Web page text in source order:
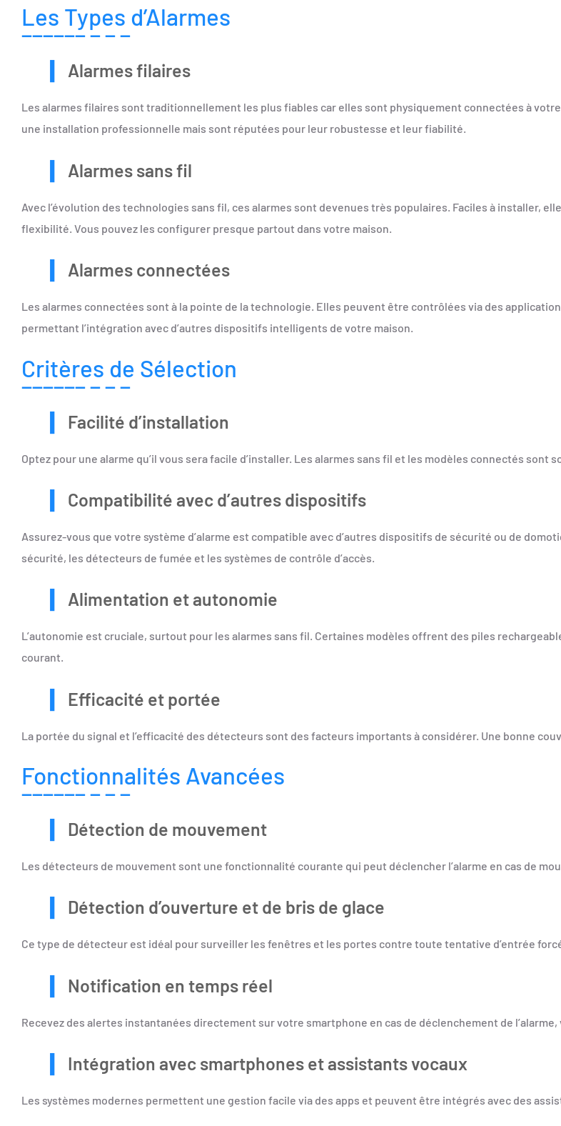
Les Types d’Alarmes
Alarmes filaires
Les alarmes filaires sont traditionnellement les plus fiables car elles sont physiquement connectées à
une installation professionnelle mais sont réputées pour leur robustesse et leur fiabilité.
Alarmes sans fil
Avec l’évolution des technologies sans fil, ces alarmes sont devenues très populaires. Faciles à installer,
flexibilité. Vous pouvez les configurer presque partout dans votre maison.
Alarmes connectées
Les alarmes connectées sont à la pointe de la technologie. Elles peuvent être contrôlées via des
permettant l’intégration avec d’autres dispositifs intelligents de votre maison.
Critères de Sélection
Facilité d’installation
Optez pour une alarme qu’il vous sera facile d’installer. Les alarmes sans fil et les modèles connectés sont
Compatibilité avec d’autres dispositifs
Assurez-vous que votre système d’alarme est compatible avec d’autres dispositifs de sécurité ou de
sécurité, les détecteurs de fumée et les systèmes de contrôle d’accès.
Alimentation et autonomie
L’autonomie est cruciale, surtout pour les alarmes sans fil. Certaines modèles offrent des piles
courant.
Efficacité et portée
La portée du signal et l’efficacité des détecteurs sont des facteurs importants à considérer. Une bonne
Fonctionnalités Avancées
Détection de mouvement
Les détecteurs de mouvement sont une fonctionnalité courante qui peut déclencher l’alarme en cas de
Détection d’ouverture et de bris de glace
Ce type de détecteur est idéal pour surveiller les fenêtres et les portes contre toute tentative d’entrée
Notification en temps réel
Recevez des alertes instantanées directement sur votre smartphone en cas de déclenchement de
Intégration avec smartphones et assistants vocaux
Les systèmes modernes permettent une gestion facile via des apps et peuvent être intégrés avec des